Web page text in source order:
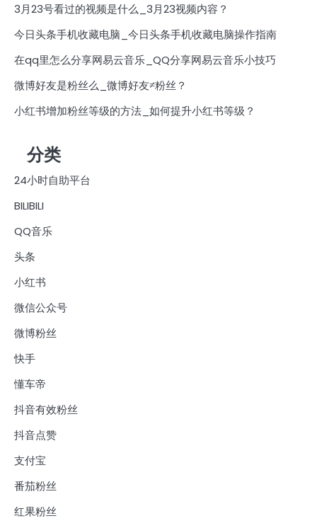
3月23号看过的视频是什么_3月23视频内容？
今日头条手机收藏电脑_今日头条手机收藏电脑操作指南
在qq里怎么分享网易云音乐_QQ分享网易云音乐小技巧
微博好友是粉丝么_微博好友≠粉丝？
小红书增加粉丝等级的方法_如何提升小红书等级？
分类
24小时自助平台
BILIBILI
QQ音乐
头条
小红书
微信公众号
微博粉丝
快手
懂车帝
抖音有效粉丝
抖音点赞
支付宝
番茄粉丝
红果粉丝